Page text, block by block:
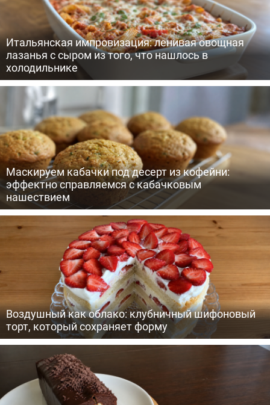
Итальянская импровизация: ленивая овощная
лазанья с сыром из того, что нашлось в
холодильнике
Маскируем кабачки под десерт из кофейни:
эффектно справляемся с кабачковым
нашествием
Воздушный как облако: клубничный шифоновый
торт, который сохраняет форму